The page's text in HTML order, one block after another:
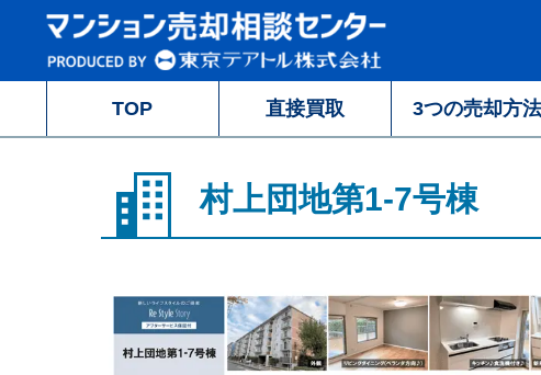
TOP 直接買取 3つの売却方
村上団地第1-7号棟